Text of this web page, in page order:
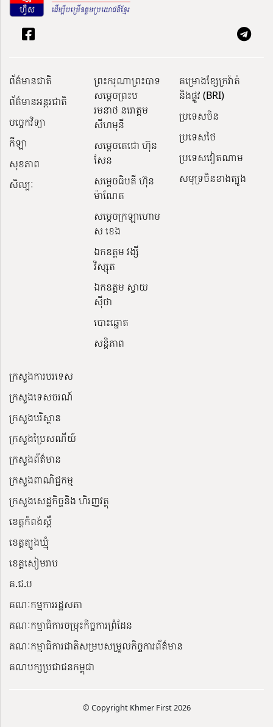
ព័ត៌មានជាតិ
ព័ត៌មានអន្តរជាតិ
បច្ចេកវិទ្យា
កីឡា
សុខភាព
សិល្បៈ
ព្រះករុណាព្រះបាទ
សម្តេចព្រះប
រមនាថ នរោត្តម
សីហមុនី
សម្តេចតេជោ ហ៊ុន
សែន
សម្ដេចធិបតី ហ៊ុន
ម៉ាណែត
សម្ដេចក្រឡាហោម
ស ខេង
ឯកឧត្តម វង្សី
វិស្សុត
ឯកឧត្តម ស្វាយ
ស៊ីថា
បោះឆ្នោត
សន្តិភាព
គម្រោងខ្សែក្រវ៉ាត់
និងផ្លូវ (BRI)
ប្រទេសចិន
ប្រទេសថៃ
ប្រទេសវៀតណាម
សមុទ្រចិនខាងត្បូង
ក្រសួងការបរទេស
ក្រសួងទេសចរណ៍
ក្រសួងបរិស្ថាន
ក្រសួងប្រៃសណីយ៍
ក្រសួងព័ត៌មាន
ក្រសួងពាណិជ្ជកម្ម
ក្រសួងសេដ្ឋកិច្ចនិង ហិរញ្ញវត្ថុ
ខេត្តកំពង់ស្ពឺ
ខេត្តត្បូងឃ្មុំ
ខេត្តសៀមរាប
គ.ជ.ប
គណៈកម្មការរដ្ឋសភា
គណៈកម្មាធិការចម្រុះកិច្ចការព្រំដែន
គណៈកម្មាធិការជាតិសម្របសម្រួលកិច្ចការព័ត៌មាន
គណបក្សប្រជាជនកម្ពុជា
© Copyright Khmer First 2026